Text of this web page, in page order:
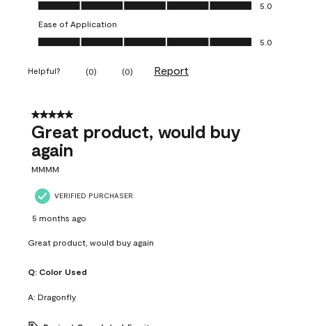
5.0
Ease of Application
Ease of Application, 5.0 out of 5
5.0
Helpful? (0) (0) Report
5 out of 5 stars.
Great product, would buy
again
MMMM
VERIFIED PURCHASER
5 months ago
Great product, would buy again
Q: Color Used
A: Dragonfly